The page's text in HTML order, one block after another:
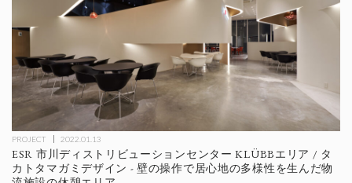
PROJECT 2022.01.13
ESR 市川ディストリビューションセンター KLÜBBエリア / タ
カトタマガミデザイン - 壁の操作で居心地の多様性を生んだ物